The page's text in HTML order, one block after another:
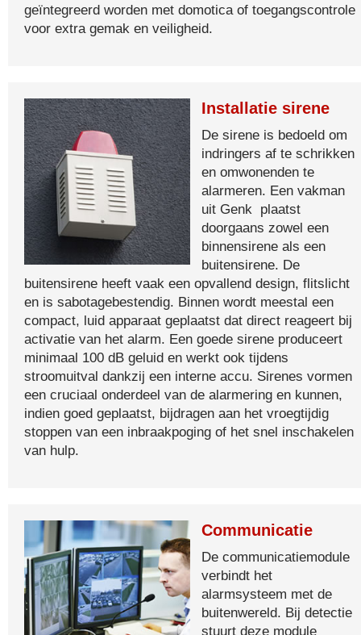
geïntegreerd worden met domotica of toegangscontrole
voor extra gemak en veiligheid.
Installatie sirene
De sirene is bedoeld om
indringers af te schrikken
en omwonenden te
alarmeren. Een vakman
uit Genk plaatst
doorgaans zowel een
binnensirene als een
buitensirene. De
buitensirene heeft vaak een opvallend design, flitslicht
en is sabotagebestendig. Binnen wordt meestal een
compact, luid apparaat geplaatst dat direct reageert bij
activatie van het alarm. Een goede sirene produceert
minimaal 100 dB geluid en werkt ook tijdens
stroomuitval dankzij een interne accu. Sirenes vormen
een cruciaal onderdeel van de alarmering en kunnen,
indien goed geplaatst, bijdragen aan het vroegtijdig
stoppen van een inbraakpoging of het snel inschakelen
van hulp.
Communicatie
De communicatiemodule
verbindt het
alarmsysteem met de
buitenwereld. Bij detectie
stuurt deze module